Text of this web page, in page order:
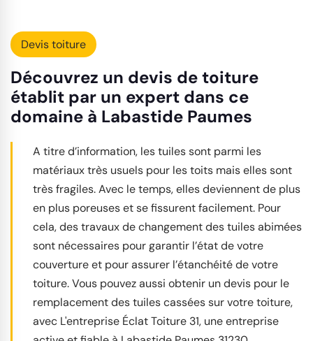
Devis toiture
Découvrez un devis de toiture
établit par un expert dans ce
domaine à Labastide Paumes
A titre d’information, les tuiles sont parmi les
matériaux très usuels pour les toits mais elles sont
très fragiles. Avec le temps, elles deviennent de plus
en plus poreuses et se fissurent facilement. Pour
cela, des travaux de changement des tuiles abimées
sont nécessaires pour garantir l’état de votre
couverture et pour assurer l’étanchéité de votre
toiture. Vous pouvez aussi obtenir un devis pour le
remplacement des tuiles cassées sur votre toiture,
avec L'entreprise Éclat Toiture 31, une entreprise